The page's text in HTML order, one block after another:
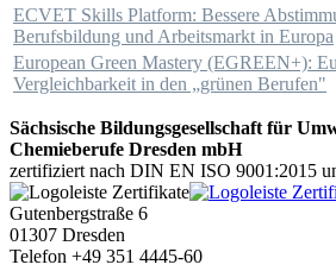
ECVET Skills Platform: Bessere
Berufsbildung und Arbeitsmarkt in Europa
European Green Mastery (EGREEN+):
Vergleichbarkeit in den „grünen Berufen"
Sächsische Bildungsgesellschaft für
Chemieberufe Dresden mbH
zertifiziert nach DIN EN ISO 9001:2015
Gutenbergstraße 6
01307 Dresden
Telefon +49 351 4445-60